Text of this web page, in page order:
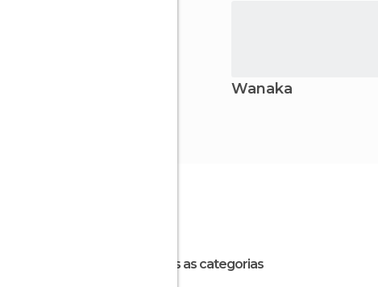
Wanaka
Todas as categorias